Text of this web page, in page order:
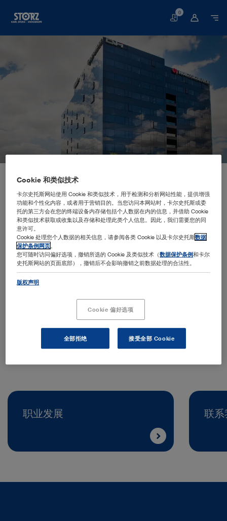
购
车
0
克罗地亚萨格勒布：KARL STORZ Croatia d.o.o.
分支机构
KARL STORZ Croatia d.o.o.
地址：
10000 Zagreb | Croatia
+385 1 6406070
职业发展 联
Cookie 和类似技术
卡尔史托斯网站使用 Cookie 和类似技术，用于检测和分析网站性能，提供增强
功能和个性化内容，或者用于营销目的。当您访问本网站时，卡尔史托斯或委
托的第三方会在您的终端设备内存储包括个人数据在内的信息，并借助 Cookie
和类似技术获取或收集以及存储和处理此类个人信息。因此，我们需要您的同
意许可。
Cookie 处理您个人数据的相关信息，请参阅各类 Cookie 以及卡尔史托斯数据
保护条例网页
您可随时访问偏好选项，撤销所选的 Cookie 及类似技术（数据保护条例和卡尔
史托斯网站的页面底部），撤销后不会影响撤销之前数据处理的合法性。
版权声明
Cookie 偏好选项
全部拒绝 接受全部 Cookie